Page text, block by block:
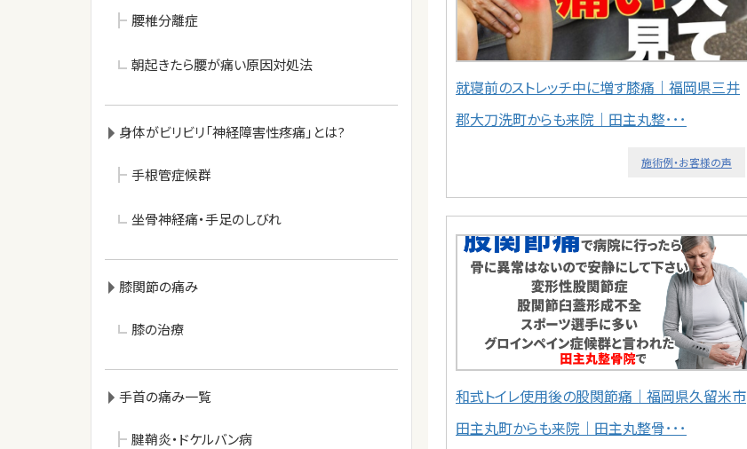
就寝前のストレッチ中に増す膝痛｜福岡県三井
郡大刀洗町からも来院｜田主丸整･･･
施術例・お客様の声
和式トイレ使用後の股関節痛｜福岡県久留米市
田主丸町からも来院｜田主丸整骨･･･
腰椎分離症
朝起きたら腰が痛い原因対処法
身体がビリビリ「神経障害性疼痛」とは?
手根管症候群
坐骨神経痛・手足のしびれ
膝関節の痛み
膝の治療
手首の痛み一覧
腱鞘炎・ドケルバン病